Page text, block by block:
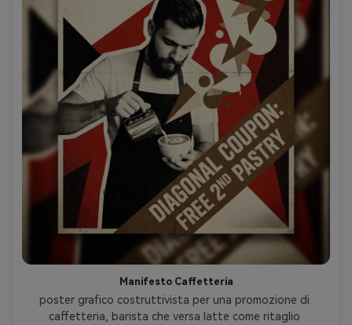
Manifesto Caffetteria
poster grafico costruttivista per una promozione di
caffetteria, barista che versa latte come ritaglio